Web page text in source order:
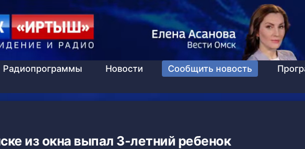
Радиопрограммы Новости Сообщить новость
из окна выпал 3-летний ребенок